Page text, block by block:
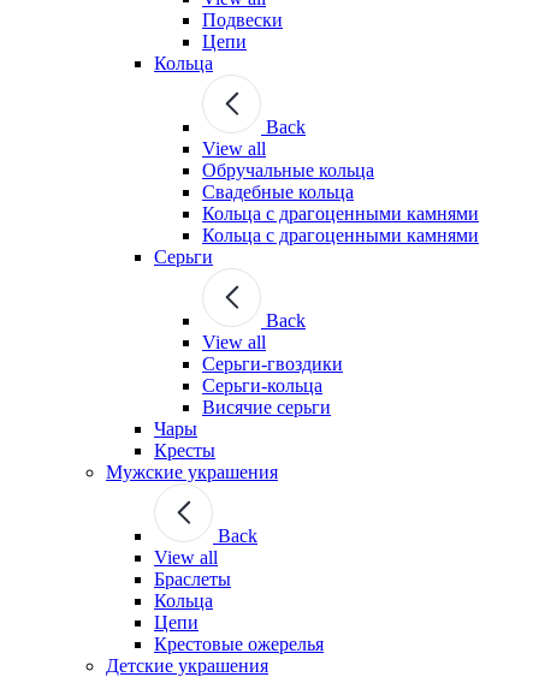
Подвески
Цепи
Кольца
Back
View all
Обручальные кольца
Свадебные кольца
Кольца с драгоценными камнями
Кольца с драгоценными камнями
Серьги
Back
View all
Серьги-гвоздики
Серьги-кольца
Висячие серьги
Чары
Кресты
Мужские украшения
Back
View all
Браслеты
Кольца
Цепи
Крестовые ожерелья
Детские украшения